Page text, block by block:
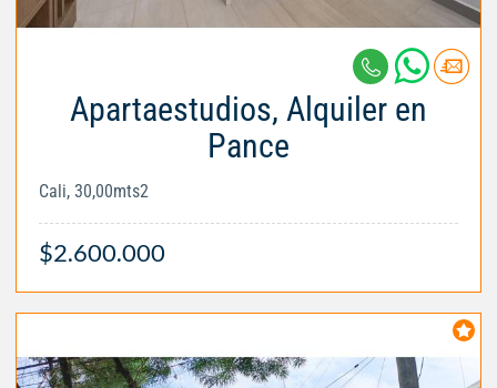
Apartaestudios, Alquiler en
Pance
Cali, 30,00mts2
$2.600.000